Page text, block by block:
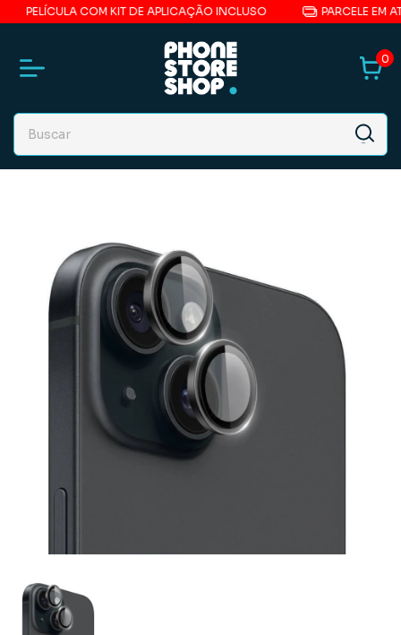
COM KIT DE APLICAÇÃO INCLUSO PARCELE EM ATÉ 6X
0